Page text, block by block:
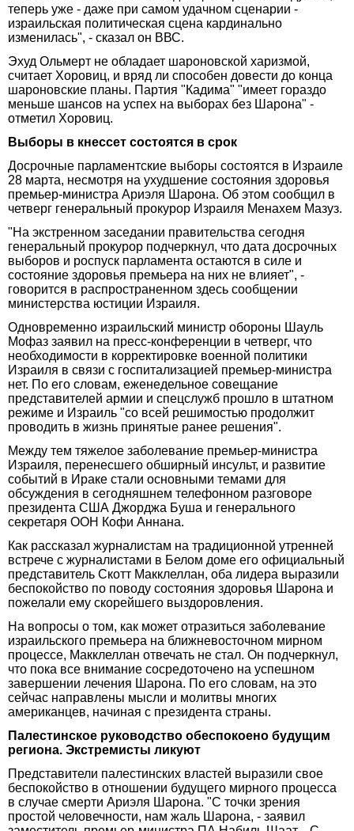
теперь уже - даже при самом удачном сценарии -
израильская политическая сцена кардинально
изменилась", - сказал он ВВС.
Эхуд Ольмерт не обладает шароновской харизмой,
считает Хоровиц, и вряд ли способен довести до конца
шароновские планы. Партия "Кадима" "имеет гораздо
меньше шансов на успех на выборах без Шарона" -
отметил Хоровиц.
Выборы в кнессет состоятся в срок
Досрочные парламентские выборы состоятся в Израиле
28 марта, несмотря на ухудшение состояния здоровья
премьер-министра Ариэля Шарона. Об этом сообщил в
четверг генеральный прокурор Израиля Менахем Мазуз.
"На экстренном заседании правительства сегодня
генеральный прокурор подчеркнул, что дата досрочных
выборов и роспуск парламента остаются в силе и
состояние здоровья премьера на них не влияет", -
говорится в распространенном здесь сообщении
министерства юстиции Израиля.
Одновременно израильский министр обороны Шауль
Мофаз заявил на пресс-конференции в четверг, что
необходимости в корректировке военной политики
Израиля в связи с госпитализацией премьер-министра
нет. По его словам, еженедельное совещание
представителей армии и спецслужб прошло в штатном
режиме и Израиль "со всей решимостью продолжит
проводить в жизнь принятые ранее решения".
Между тем тяжелое заболевание премьер-министра
Израиля, перенесшего обширный инсульт, и развитие
событий в Ираке стали основными темами для
обсуждения в сегодняшнем телефонном разговоре
президента США Джорджа Буша и генерального
секретаря ООН Кофи Аннана.
Как рассказал журналистам на традиционной утренней
встрече с журналистами в Белом доме его официальный
представитель Скотт Макклеллан, оба лидера выразили
беспокойство по поводу состояния здоровья Шарона и
пожелали ему скорейшего выздоровления.
На вопросы о том, как может отразиться заболевание
израильского премьера на ближневосточном мирном
процессе, Макклеллан отвечать не стал. Он подчеркнул,
что пока все внимание сосредоточено на успешном
завершении лечения Шарона. По его словам, на это
сейчас направлены мысли и молитвы многих
американцев, начиная с президента страны.
Палестинское руководство обеспокоено будущим
региона. Экстремисты ликуют
Представители палестинских властей выразили свое
беспокойство в отношении будущего мирного процесса
в случае смерти Ариэля Шарона. "С точки зрения
простой человечности, нам жаль Шарона, - заявил